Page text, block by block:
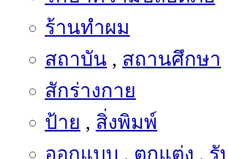
ร้านทำผม
สถาบัน,สถานศึกษา
สักร่างกาย
ป้าย,สิ่งพิมพ์
ออกแบบ,ตกแต่ง
รั